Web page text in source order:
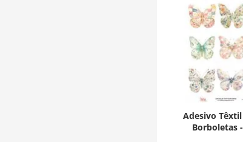
Adesivo
Borboletas